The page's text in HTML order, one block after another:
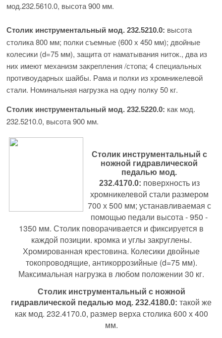
мод.232.5610.0, высота 900 мм.
Столик инструментальный мод. 232.5210.0: высота
столика 800 мм; полки съемные (600 х 450 мм); двойные
колесики (d=75 мм), защита от наматывания ниток., два из
них имеют механизм закрепления /стопа; 4 специальных
противоударных шайбы. Рама и полки из хромникелевой
стали. Номинальная нагрузка на одну полку 50 кг.
Столик инструментальный мод. 232.5220.0: как мод.
232.5210.0, высота 900 мм.
Столик инструментальный с
ножной гидравлической
педалью мод.
232.4170.0: поверхность из
хромникелевой стали размером
700 х 500 мм; устанавливаемая с
помощью педали высота - 950 -
1350 мм. Столик поворачивается и фиксируется в
каждой позиции. кромка и углы закруглены.
Хромированная крестовина. Колесики двойные
токопроводящие, антикоррозийные (d=75 мм).
Максимальная нагрузка в любом положении 30 кг.
Столик инструментальный с ножной
гидравлической педалью мод. 232.4180.0:такой же
как мод. 232.4170.0, размер верха столика 600 х 400
мм.